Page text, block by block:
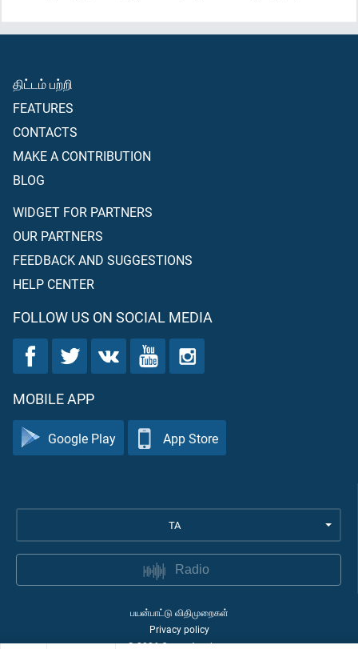
திட்டம் பற்றி
FEATURES
CONTACTS
MAKE A CONTRIBUTION
BLOG
WIDGET FOR PARTNERS
OUR PARTNERS
FEEDBACK AND SUGGESTIONS
HELP CENTER
FOLLOW US ON SOCIAL MEDIA
MOBILE APP
Google Play App Store
TA
Radio
பயன்பாட்டு விதிமுறைகள்
Privacy policy
©2026Quran Academy